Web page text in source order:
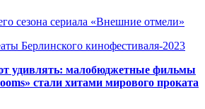
сезона сериала «Внешние отмели»
Берлинского кинофестиваля-2023
удивлять: малобюджетные фильмы
стали хитами мирового проката